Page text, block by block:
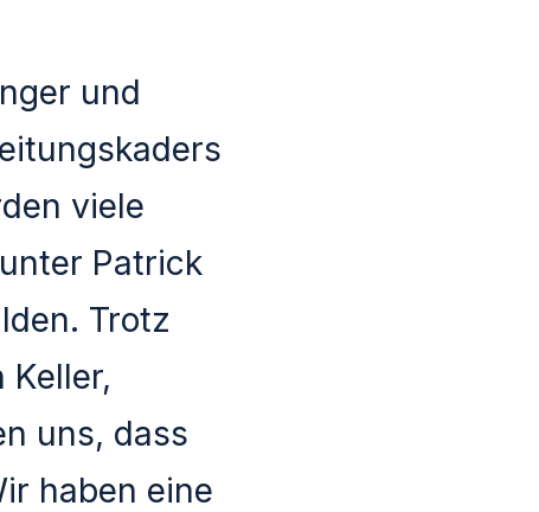
und
viele
Patrick
Trotz
uns, dass
haben eine